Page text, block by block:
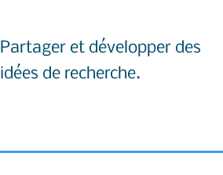
Partager et développer des
idées de recherche.